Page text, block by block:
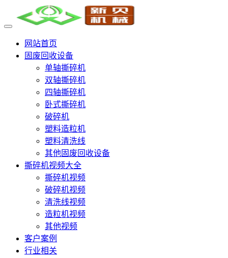
网站首页
固废回收设备
单轴撕碎机
双轴撕碎机
四轴撕碎机
卧式撕碎机
破碎机
塑料造粒机
塑料清洗线
其他固废回收设备
撕碎机视频大全
撕碎机视频
破碎机视频
清洗线视频
造粒机视频
其他视频
客户案例
行业相关